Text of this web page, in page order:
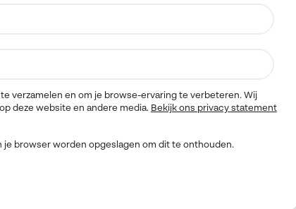
verzamelen en om je browse-ervaring te verbeteren. Wij
deze website en andere media. Bekijk ons privacy statement
je browser worden opgeslagen om dit te onthouden.